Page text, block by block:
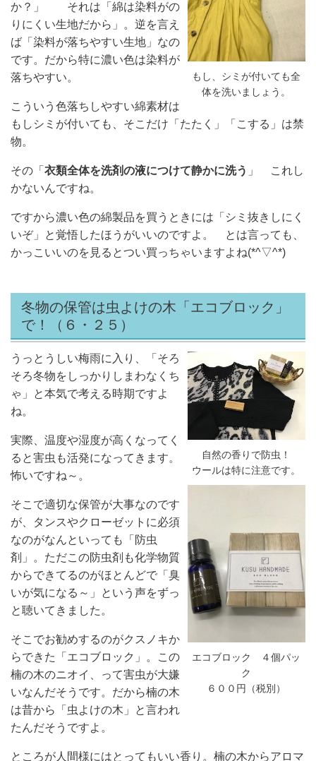
もし、シミが付いても全
体を洗いましょう。
か？」 それは「綿は染料がの
りにくい生地だから」。逆を言え
ば「染料が落ちやすい生地」なの
です。だから特に濃い色は染料が
落ちやすい。
こういう色落ちしやすい綿素材は
もしシミが付いても、そこだけ「たたく」「こする」は禁
物。
その「 衣類全体を洗剤の液につけて静かに洗う 」 これし
かないんですね。
ですから濃い色の綿製品を買うときには「シミ抜きしにく
いぞ」と覚悟したほうがいいのですよ。 とは言っても、
かっこいいのを見るとつい買っちゃいますよね(*^▽^*)
冬物の保管は虫よけの木「エコブロック」
で！
（６・２５）
自然の香りで防虫！
ウールは特に注意です。
エコブロック ４個パッ
ク
６００円（税別）
うっとうしい梅雨に入り、「そろ
そろ冬物をしっかりしまわなくち
ゃ」と本気で考える時期ですよ
ね。
実際、温度や湿度が高くなってく
ると害虫も活発になってきます。
怖いですね～。
そこで適切な保管が大事なのです
が、タンスやクローゼットに必須
なのがなんといっても「防虫
剤」。ただこの防虫剤も化学物質
からできてるのがほとんどで「臭
いが気になる～」という声をずっ
と聴いてきました。
そこでお勧めするのがクスノキか
らできた「エコブロック」。この
楠の木のニオイ、って害虫が大嫌
いなんだそうです。だから楠の木
は昔から「虫よけの木」と言われ
たんだそうですよ。
ところが人間様にはとってもいい香り。楠の木からアロマ